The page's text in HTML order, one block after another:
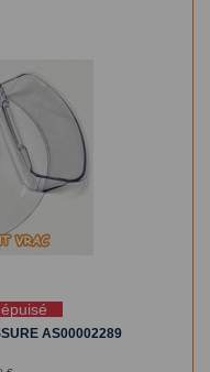
AS00002289